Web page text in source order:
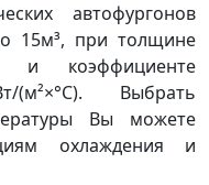
автофургонов
15м³, при толщине
коэффициенте
(м²×°C). Выбрать
Вы можете
охлаждения и